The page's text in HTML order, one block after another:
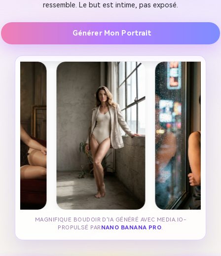
ressemble. Le but est intime, pas exposé.
Générer Mon Portrait
MAGNIFIQUE BOUDOIR D'IA GÉNÉRÉ AVEC MEDIA.IO-
PROPULSÉ PAR NANO BANANA PRO.